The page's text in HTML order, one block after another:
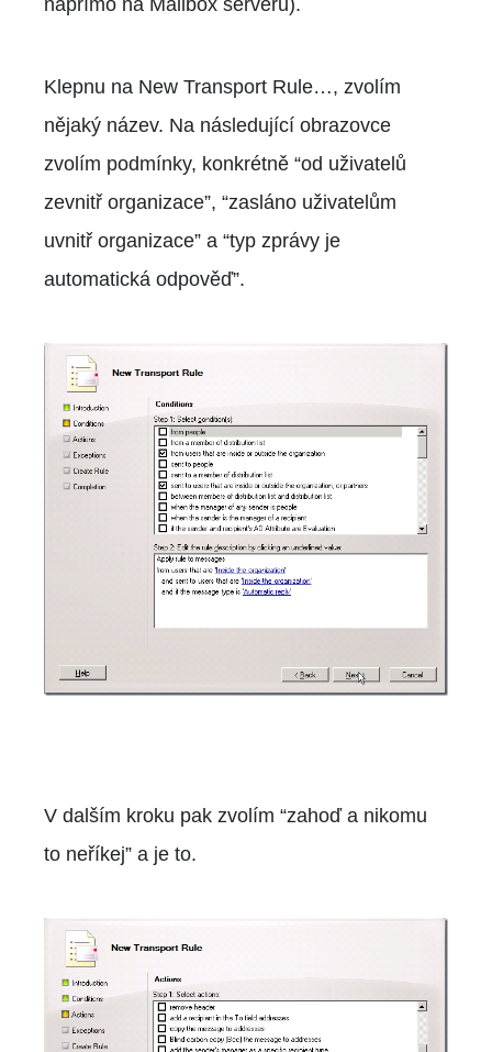
Klepnu na New Transport Rule…, zvolím
nějaký název. Na následující obrazovce
zvolím podmínky, konkrétně “od uživatelů
zevnitř organizace”, “zasláno uživatelům
uvnitř organizace” a “typ zprávy je
automatická odpověď”.
V dalším kroku pak zvolím “zahoď a nikomu
to neříkej” a je to.